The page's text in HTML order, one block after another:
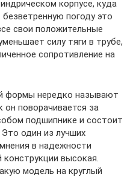
корпусе, куда
погоду это
свои положительные
силу тяги в трубе,
сопротивление на
формы нередко называют
он поворачивается за
подшипнике и состоит
один из лучших
в надежности
высокая.
модель на круглый